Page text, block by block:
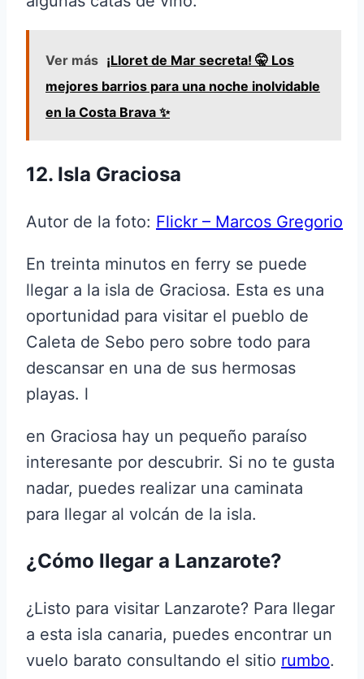
Ver más ¡Lloret de Mar secreta! 🤫 Los
mejores barrios para una noche inolvidable
en la Costa Brava ✨
12. Isla Graciosa
Autor de la foto: Flickr – Marcos Gregorio
En treinta minutos en ferry se puede
llegar a la isla de Graciosa. Esta es una
oportunidad para visitar el pueblo de
Caleta de Sebo pero sobre todo para
descansar en una de sus hermosas
playas. l
en Graciosa hay un pequeño paraíso
interesante por descubrir. Si no te gusta
nadar, puedes realizar una caminata
para llegar al volcán de la isla.
¿Cómo llegar a Lanzarote?
¿Listo para visitar Lanzarote? Para llegar
a esta isla canaria, puedes encontrar un
vuelo barato consultando el sitio rumbo.